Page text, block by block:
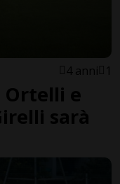
4 anni 1
e
sarà